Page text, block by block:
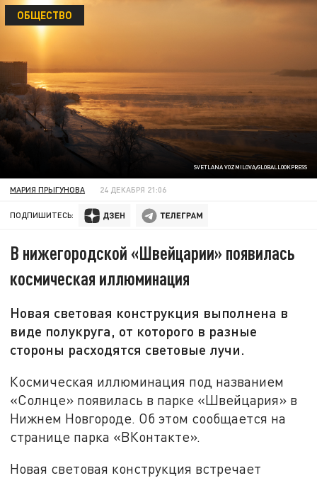
SVETLANA VOZMILOVA/GLOBALLOOKPRESS
ОБЩЕСТВО
МАРИЯ ПРЫГУНОВА 24 ДЕКАБРЯ 21:06
ПОДПИШИТЕСЬ:
В нижегородской «Швейцарии» появилась
космическая иллюминация
Новая световая конструкция выполнена в
виде полукруга, от которого в разные
стороны расходятся световые лучи.
Космическая иллюминация под названием
«Солнце» появилась в парке «Швейцария» в
Нижнем Новгороде. Об этом сообщается на
странице парка «ВКонтакте».
Новая световая конструкция встречает